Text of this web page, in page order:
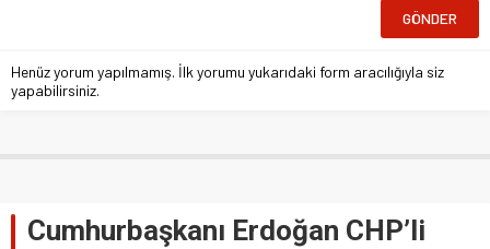
Henüz yorum yapılmamış. İlk yorumu yukarıdaki form aracılığıyla siz
yapabilirsiniz.
Cumhurbaşkanı Erdoğan CHP’li